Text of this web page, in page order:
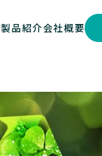
製品紹介会社概要